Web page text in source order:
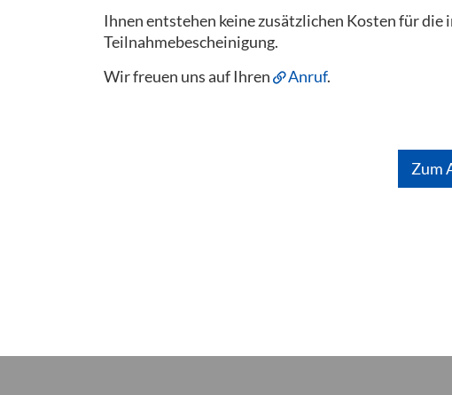
Ihnen entstehen keine zusätzlichen Kosten für
Teilnahmebescheinigung.
Wir freuen uns auf Ihren
Anruf.
Zum